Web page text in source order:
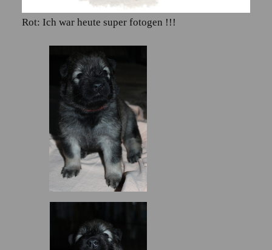
Rot: Ich war heute super fotogen !!!